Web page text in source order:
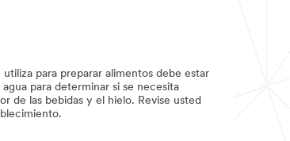
para preparar alimentos debe estar
para determinar si se necesita
de las bebidas y el hielo. Revise usted